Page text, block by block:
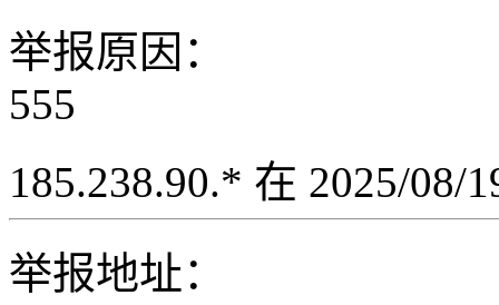
举报原因：
555
185.238.90.* 在 2025/08/
举报地址：